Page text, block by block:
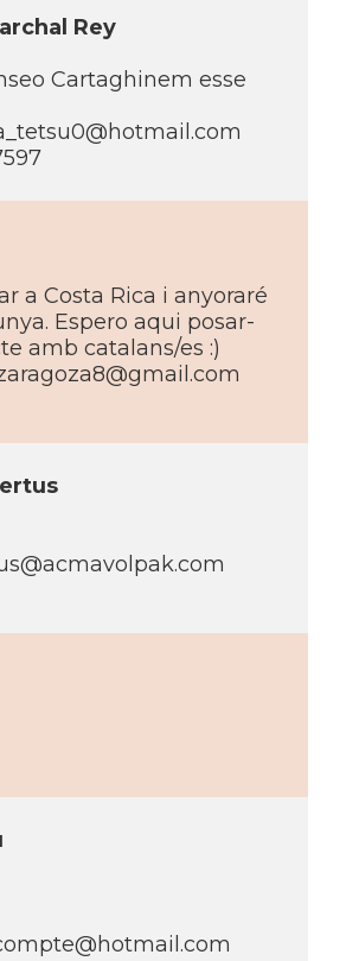
Rey
Cartaghinem esse
a Costa Rica i anyoraré
Espero aqui posar-
amb catalans/es :)